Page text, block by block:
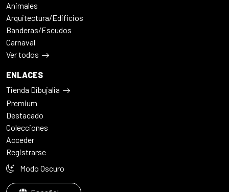
Animales
Arquitectura/Edificios
Banderas/Escudos
Carnaval
Ver todos
ENLACES
Tienda Dibujalia
Premium
Destacado
Colecciones
Acceder
Registrarse
Modo Oscuro